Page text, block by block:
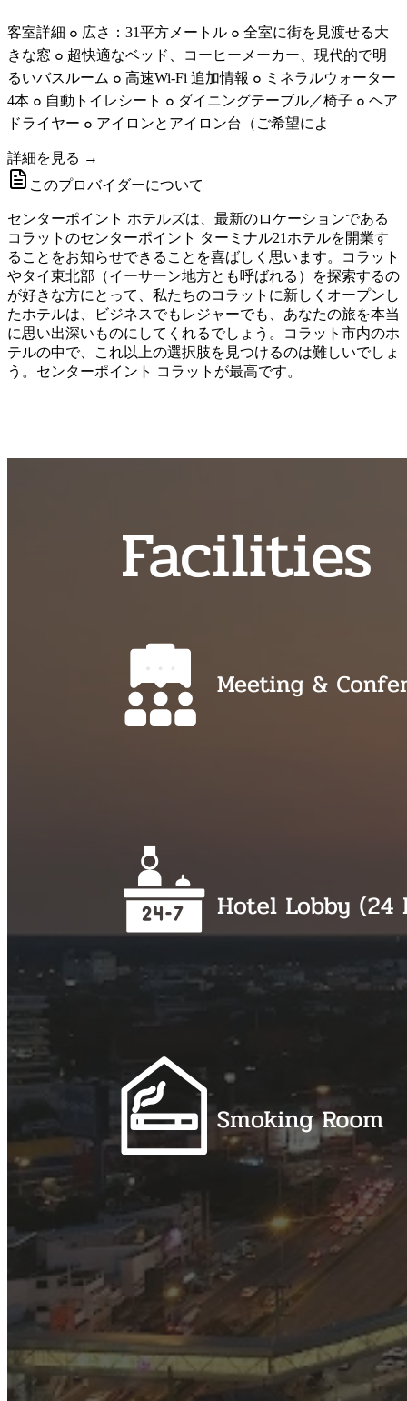
客室詳細 ๐ 広さ：31平方メートル ๐ 全室に街を見渡せる大
きな窓 ๐ 超快適なベッド、コーヒーメーカー、現代的で明
るいバスルーム ๐ 高速Wi-Fi 追加情報 ๐ ミネラルウォーター
4本 ๐ 自動トイレシート ๐ ダイニングテーブル／椅子 ๐ ヘア
ドライヤー ๐ アイロンとアイロン台（ご希望によ
詳細を見る →
このプロバイダーについて
センターポイント ホテルズは、最新のロケーションである
コラットのセンターポイント ターミナル21ホテルを開業す
ることをお知らせできることを喜ばしく思います。コラット
やタイ東北部（イーサーン地方とも呼ばれる）を探索するの
が好きな方にとって、私たちのコラットに新しくオープンし
たホテルは、ビジネスでもレジャーでも、あなたの旅を本当
に思い出深いものにしてくれるでしょう。コラット市内のホ
テルの中で、これ以上の選択肢を見つけるのは難しいでしょ
う。センターポイント コラットが最高です。